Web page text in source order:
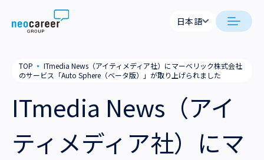
Skip to content
私たちの考え方
就労支援
日本語
English
TOP ▪ ITmedia News（アイティメディア社）にマーベリック株式会社
のサービス「Auto Sphere（ベータ版）」が取り上げられました
ITmedia News（アイ
ティメディア社）にマ